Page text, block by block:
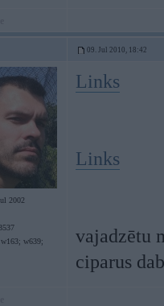
09. Jul 2010, 18:42
2002
w163; w639;
Links
Links
vajadzētu
ciparus